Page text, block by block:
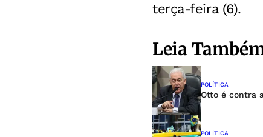
terça-feira (6).
Leia
POLÍTICA
Otto é contra
POLÍTICA